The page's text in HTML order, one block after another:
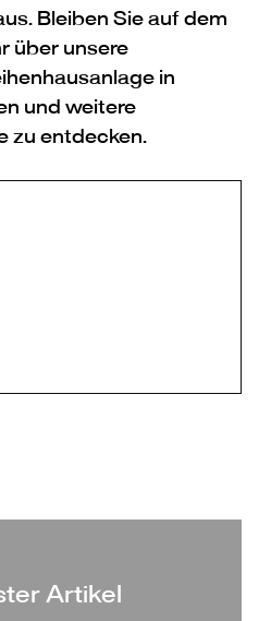
Bleiben Sie auf dem
über unsere
in
und weitere
zu entdecken.
Artikel